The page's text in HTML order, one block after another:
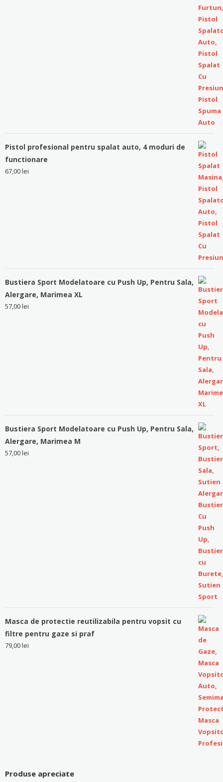
Pistol profesional pentru spalat auto, 4 moduri de
functionare
67,00lei
Bustiera Sport Modelatoare cu Push Up, Pentru Sala,
Alergare, Marimea XL
57,00lei
Bustiera Sport Modelatoare cu Push Up, Pentru Sala,
Alergare, Marimea M
57,00lei
Masca de protectie reutilizabila pentru vopsit cu
filtre pentru gaze si praf
79,00lei
Produse apreciate